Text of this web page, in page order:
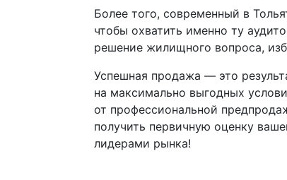
Более того, современный в
чтобы охватить именно ту
решение жилищного вопроса,
Успешная продажа — это
на максимально выгодных
от профессиональной
получить первичную оценку
лидерами рынка!